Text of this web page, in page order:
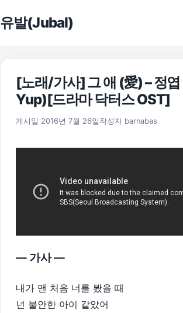
유발(Jubal)
[노래/가사] 그 애 (愛) – 정
Yup)[드라마 닥터스 OST]
게시일 2016년 7월 26일 2021년 7월 30일
작성자 barnabas
— 가사 —
내가 맨 처음 너를 봤을 때
넌 불안한 아이 같았어